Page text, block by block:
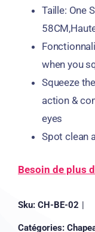
Taille: One
58CM
when you
Squeeze
action&
eyes
Spot clean
Besoin de plus
Sku: CH-BE-02 |
Catégories: